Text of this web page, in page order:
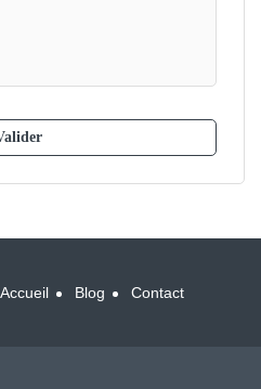
Accueil Blog Contact